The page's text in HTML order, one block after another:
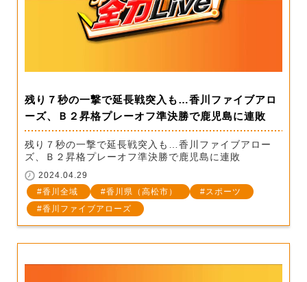
残り７秒の一撃で延長戦突入も…香川ファイブアロ
ーズ、Ｂ２昇格プレーオフ準決勝で鹿児島に連敗
残り７秒の一撃で延長戦突入も…香川ファイブアロー
ズ、Ｂ２昇格プレーオフ準決勝で鹿児島に連敗
2024.04.29
香川全域
香川県（高松市）
スポーツ
香川ファイブアローズ